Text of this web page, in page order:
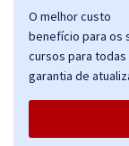
O melhor custo
benefício para os
cursos para
garantia de